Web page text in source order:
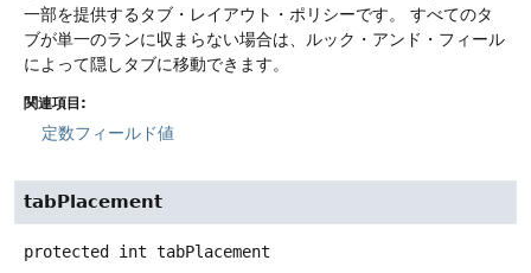
一部を提供するタブ・レイアウト・ポリシーです。
すべてのタ
ブが単一のランに収まらない場合は、ルック・アンド・フィール
によって隠しタブに移動できます。
関連項目:
定数フィールド値
tabPlacement
protected int tabPlacement